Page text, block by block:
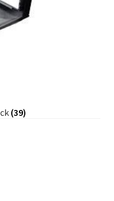
(39)